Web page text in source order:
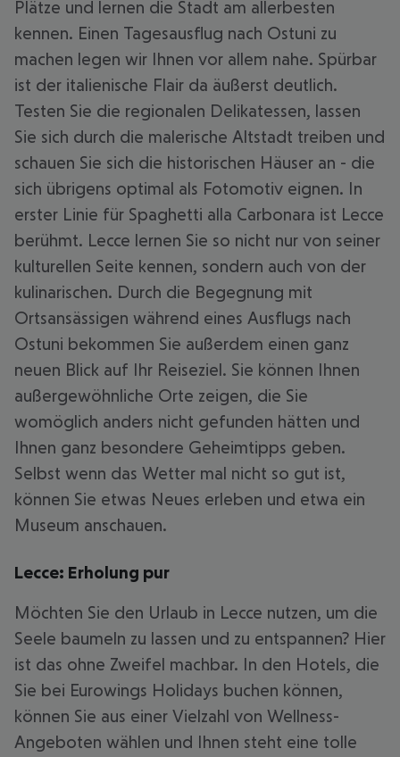
Plätze und lernen die Stadt am allerbesten
kennen. Einen Tagesausflug nach Ostuni zu
machen legen wir Ihnen vor allem nahe. Spürbar
ist der italienische Flair da äußerst deutlich.
Testen Sie die regionalen Delikatessen, lassen
Sie sich durch die malerische Altstadt treiben und
schauen Sie sich die historischen Häuser an - die
sich übrigens optimal als Fotomotiv eignen. In
erster Linie für Spaghetti alla Carbonara ist Lecce
berühmt. Lecce lernen Sie so nicht nur von seiner
kulturellen Seite kennen, sondern auch von der
kulinarischen. Durch die Begegnung mit
Ortsansässigen während eines Ausflugs nach
Ostuni bekommen Sie außerdem einen ganz
neuen Blick auf Ihr Reiseziel. Sie können Ihnen
außergewöhnliche Orte zeigen, die Sie
womöglich anders nicht gefunden hätten und
Ihnen ganz besondere Geheimtipps geben.
Selbst wenn das Wetter mal nicht so gut ist,
können Sie etwas Neues erleben und etwa ein
Museum anschauen.
Lecce: Erholung pur
Möchten Sie den Urlaub in Lecce nutzen, um die
Seele baumeln zu lassen und zu entspannen? Hier
ist das ohne Zweifel machbar. In den Hotels, die
Sie bei Eurowings Holidays buchen können,
können Sie aus einer Vielzahl von Wellness-
Angeboten wählen und Ihnen steht eine tolle